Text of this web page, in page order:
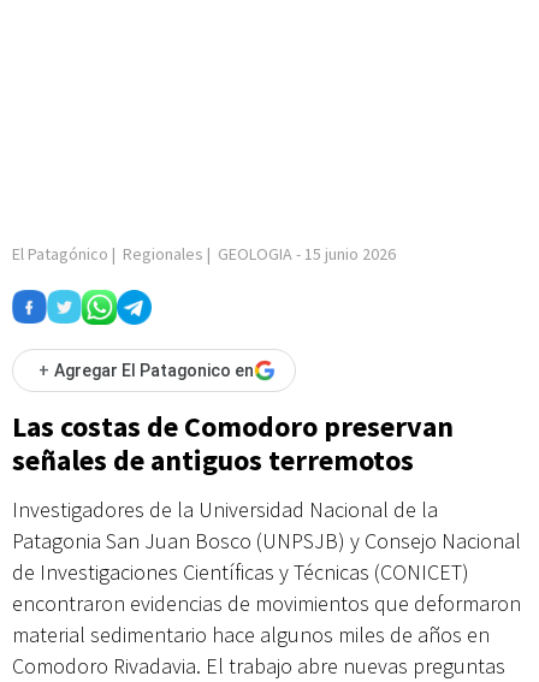
El Patagónico | Regionales | GEOLOGIA- 15 junio 2026
+ Agregar El Patagonico en
Las costas de Comodoro preservan
señales de antiguos terremotos
Investigadores de la Universidad Nacional de la
Patagonia San Juan Bosco (UNPSJB) y Consejo Nacional
de Investigaciones Científicas y Técnicas (CONICET)
encontraron evidencias de movimientos que deformaron
material sedimentario hace algunos miles de años en
Comodoro Rivadavia. El trabajo abre nuevas preguntas